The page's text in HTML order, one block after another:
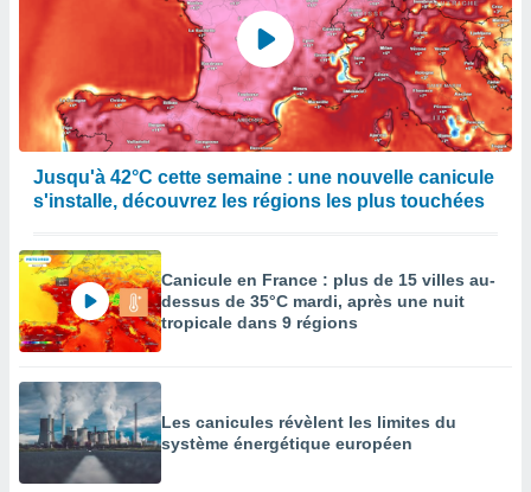
Jusqu'à 42°C cette semaine : une nouvelle canicule
s'installe, découvrez les régions les plus touchées
Canicule en France : plus de 15 villes au-
dessus de 35°C mardi, après une nuit
tropicale dans 9 régions
Les canicules révèlent les limites du
système énergétique européen